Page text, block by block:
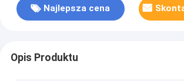
Najlepsza cena
Opis Produktu